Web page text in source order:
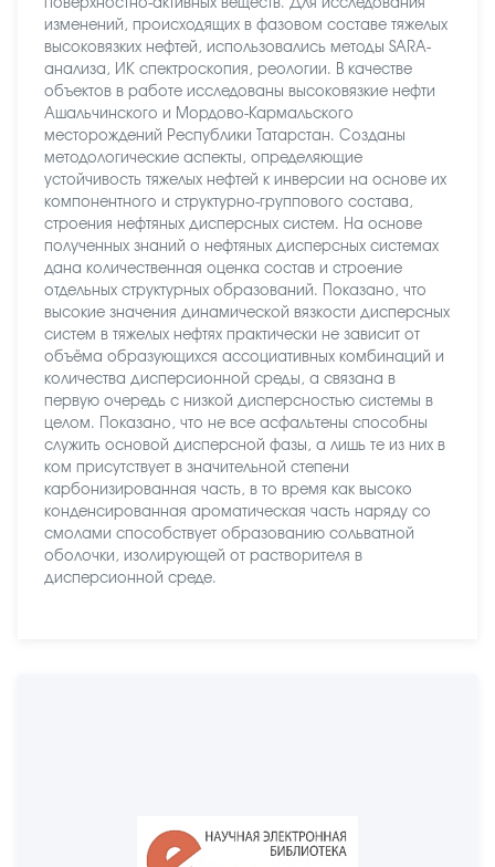
поверхностно-активных веществ. Для исследования
изменений, происходящих в фазовом составе тяжелых
высоковязких нефтей, использовались методы SARA-
анализа, ИК спектроскопия, реологии. В качестве
объектов в работе исследованы высоковязкие нефти
Ашальчинского и Мордово-Кармальского
месторождений Республики Татарстан. Созданы
методологические аспекты, определяющие
устойчивость тяжелых нефтей к инверсии на основе их
компонентного и структурно-группового состава,
строения нефтяных дисперсных систем. На основе
полученных знаний о нефтяных дисперсных системах
дана количественная оценка состав и строение
отдельных структурных образований. Показано, что
высокие значения динамической вязкости дисперсных
систем в тяжелых нефтях практически не зависит от
объёма образующихся ассоциативных комбинаций и
количества дисперсионной среды, а связана в
первую очередь с низкой дисперсностью системы в
целом. Показано, что не все асфальтены способны
служить основой дисперсной фазы, а лишь те из них в
ком присутствует в значительной степени
карбонизированная часть, в то время как высоко
конденсированная ароматическая часть наряду со
смолами способствует образованию сольватной
оболочки, изолирующей от растворителя в
дисперсионной среде.